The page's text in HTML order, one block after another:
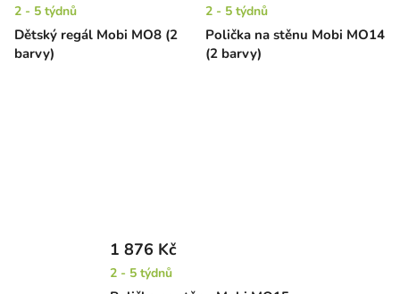
Dětský regál Mobi MO8 (2
barvy)
2 - 5 týdnů
Polička na stěnu Mobi MO14
(2 barvy)
2 - 5 týdnů
1 876 Kč
2 - 5 týdnů